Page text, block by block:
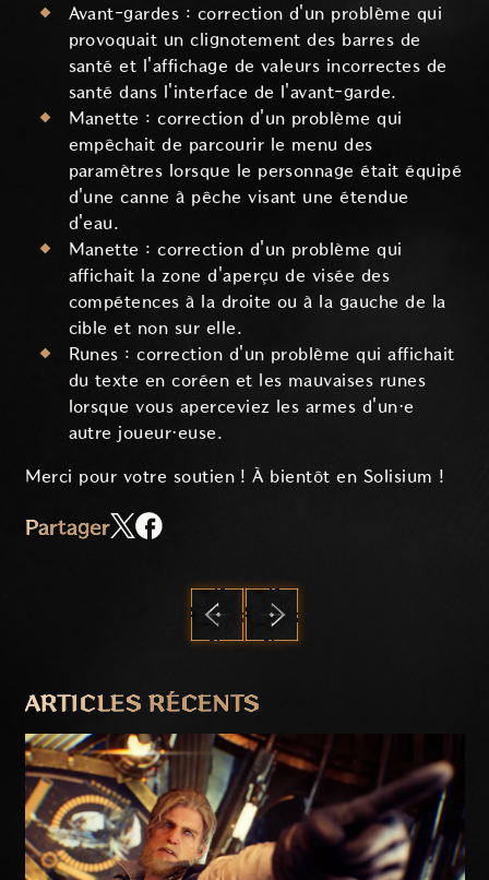
Avant-gardes : correction d'un problème qui
provoquait un clignotement des barres de
santé et l'affichage de valeurs incorrectes de
santé dans l'interface de l'avant-garde.
Manette : correction d'un problème qui
empêchait de parcourir le menu des
paramètres lorsque le personnage était équipé
d'une canne à pêche visant une étendue
d'eau.
Manette : correction d'un problème qui
affichait la zone d'aperçu de visée des
compétences à la droite ou à la gauche de la
cible et non sur elle.
Runes : correction d'un problème qui affichait
du texte en coréen et les mauvaises runes
lorsque vous aperceviez les armes d'un·e
autre joueur·euse.
Merci pour votre soutien ! À bientôt en Solisium !
Partager
ARTICLES RÉCENTS